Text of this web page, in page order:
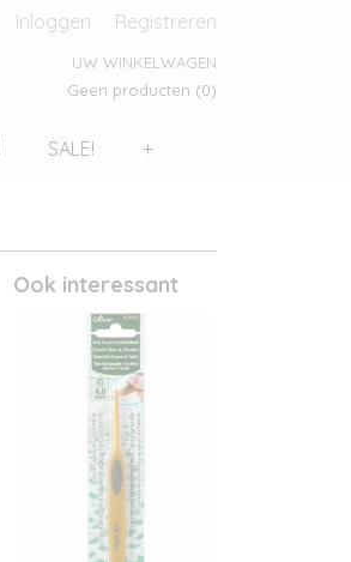
Inloggen Registreren
UW WINKELWAGEN
Geen producten (0)
SALE! +
Ook interessant